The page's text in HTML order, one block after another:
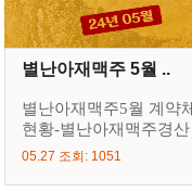
별난아재맥주 5월 ..
별난아재맥주5월 계약
현황-별난아재맥주경산
05.27 조회: 1051